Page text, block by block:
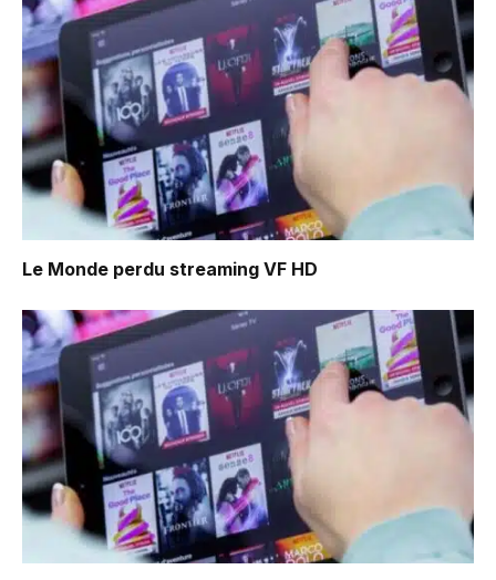
Le Monde perdu streaming VF HD